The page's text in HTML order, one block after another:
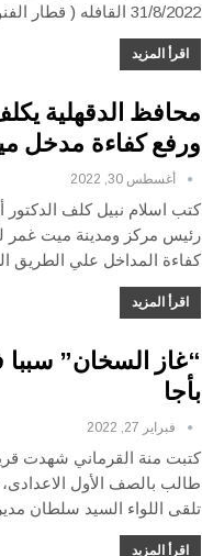
31/8/2022 القافله ( قطار الفنون و الإبداع 4) لاكتشاف الموهوبين بقري…
اقرأ المزيد
محافظ الدقهلية
ورفع كفاءة مدخل
أغسطس 30, 2022
كتب اسلام نبيل كلف
رئيس مركز ومدينة ميت غمر
كفاءة المداخل علي الطريق
اقرأ المزيد
“غاز السخان”
بأجا
فبراير 27, 2022
كتبت منة القرماني شهدت
طالب بالصف الأول
تلقى اللواء السيد سلطان
اقرأ المزيد